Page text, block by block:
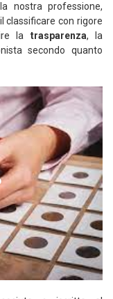
nostra professione,
classificare con rigore
la trasparenza, la
secondo quanto